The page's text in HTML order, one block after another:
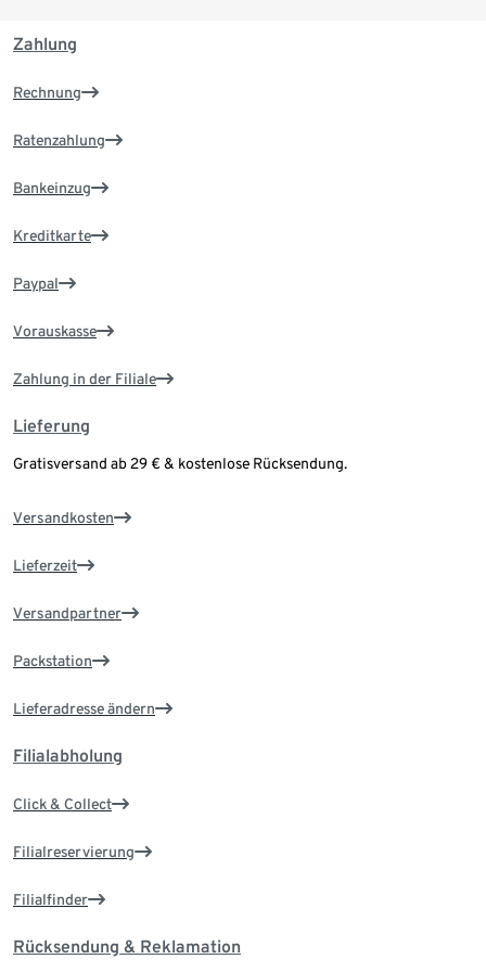
Zahlung
Rechnung
Ratenzahlung
Bankeinzug
Kreditkarte
Paypal
Vorauskasse
Zahlung in der Filiale
Lieferung
Gratisversand ab 29 € & kostenlose Rücksendung.
Versandkosten
Lieferzeit
Versandpartner
Packstation
Lieferadresse ändern
Filialabholung
Click & Collect
Filialreservierung
Filialfinder
Rücksendung & Reklamation